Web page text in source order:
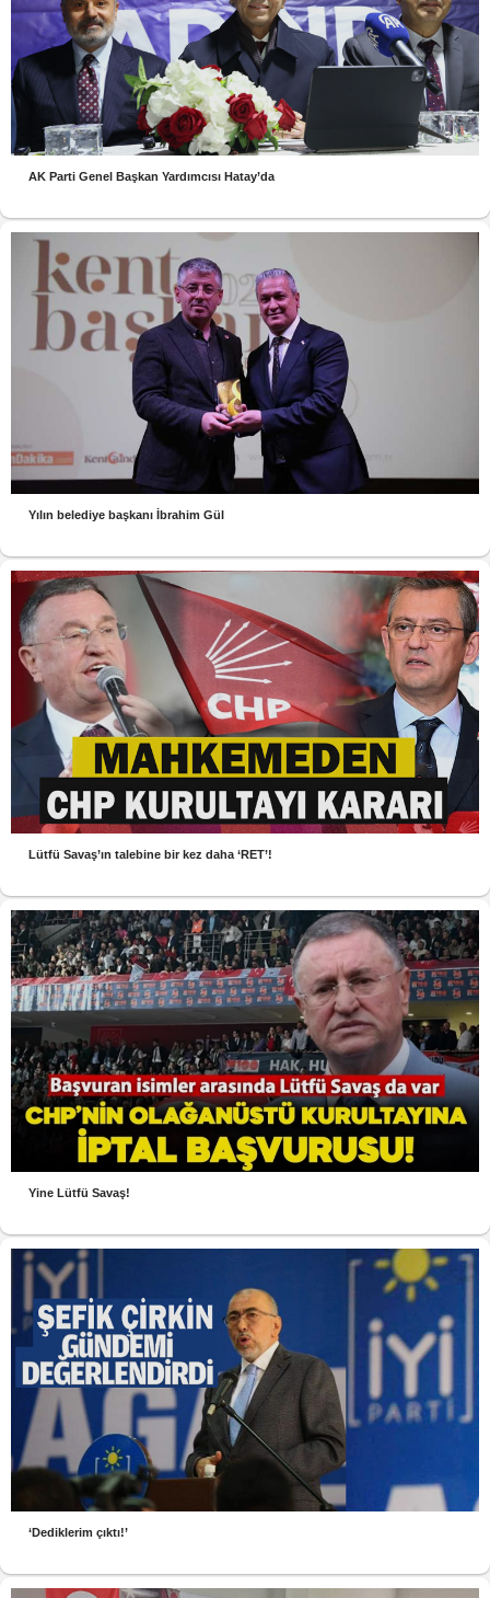
AK Parti Genel Başkan Yardımcısı Hatay’da
Yılın belediye başkanı İbrahim Gül
Lütfü Savaş’ın talebine bir kez daha ‘RET’!
Yine Lütfü Savaş!
‘Dediklerim çıktı!’